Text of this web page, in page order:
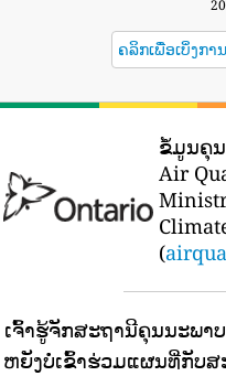
ຄລິກເພື່ອເບິ່ງກ
ຂໍ້ມູນຄຸ
Air
(
ເຈົ້າຮູ້ຈັກສະຖານີຄຸນນະພາ
ຫຍັງບໍ່ເຂົ້າຮ່ວມແຜນທີ່ກັບສ